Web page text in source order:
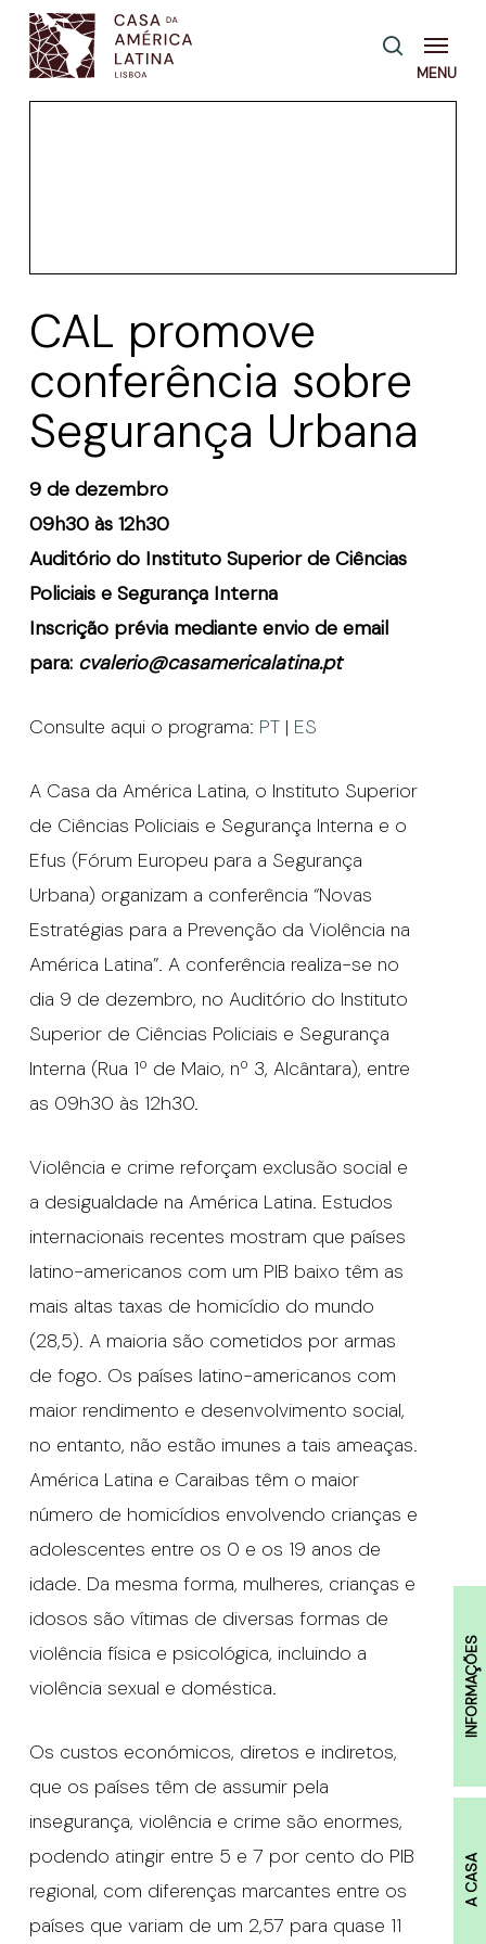
Skip
main
INFORMAÇÕES
A CASA
pesquisa
Menu
CAL promove
conferência sobre
Segurança Urbana
9 de dezembro
09h30 às 12h30
Auditório do Instituto Superior de Ciências
Policiais e Segurança Interna
Inscrição prévia mediante envio de email
para: cvalerio@casamericalatina.pt
Consulte aqui o programa: PT| ES
A Casa da América Latina, o Instituto Superior
de Ciências Policiais e Segurança Interna e o
Efus (Fórum Europeu para a Segurança
Urbana) organizam a conferência “Novas
Estratégias para a Prevenção da Violência na
América Latina”. A conferência realiza-se no
dia 9 de dezembro, no Auditório do Instituto
Superior de Ciências Policiais e Segurança
Interna (Rua 1º de Maio, nº 3, Alcântara), entre
as 09h30 às 12h30.
Violência e crime reforçam exclusão social e
a desigualdade na América Latina. Estudos
internacionais recentes mostram que países
latino-americanos com um PIB baixo têm as
mais altas taxas de homicídio do mundo
(28,5). A maioria são cometidos por armas
de fogo. Os países latino-americanos com
maior rendimento e desenvolvimento social,
no entanto, não estão imunes a tais ameaças.
América Latina e Caraibas têm o maior
número de homicídios envolvendo crianças e
adolescentes entre os 0 e os 19 anos de
idade. Da mesma forma, mulheres, crianças e
idosos são vítimas de diversas formas de
violência física e psicológica, incluindo a
violência sexual e doméstica.
Os custos económicos, diretos e indiretos,
que os países têm de assumir pela
insegurança, violência e crime são enormes,
podendo atingir entre 5 e 7 por cento do PIB
regional, com diferenças marcantes entre os
países que variam de um 2,57 para quase 11